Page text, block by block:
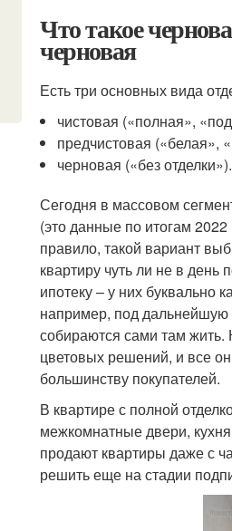
Что такое
черновая
Есть три основных вида
чистовая («полная»,
предчистовая («белая»,
черновая («без отделки»).
Сегодня в массовом
(это данные по итогам
правило, такой вариант
квартиру чуть ли не в
ипотеку – у них буквально
например, под дальнейшую
собираются сами там жить.
цветовых решений, и все
большинству покупателей.
В квартире с полной
межкомнатные двери,
продают квартиры даже с
решить еще на стадии